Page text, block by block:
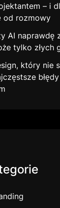
– i
od rozmowy
AI naprawdę
tylko złych
który nie